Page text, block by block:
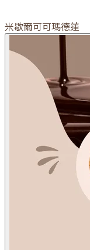
米歇爾可可瑪德蓮